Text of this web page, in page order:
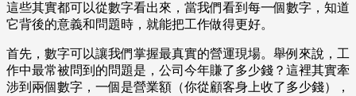
這些其實都可以從數字看出來，當我們看到每一個數字，知道
它背後的意義和問題時，就能把工作做得更好。
首先，數字可以讓我們掌握最真實的營運現場。舉例來說，工
作中最常被問到的問題是，公司今年賺了多少錢？這裡其實牽
涉到兩個數字，一個是營業額（你從顧客身上收了多少錢），